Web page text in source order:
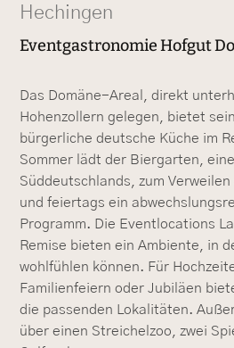
Hechingen
Eventgastronomie Hofgut
Das Domäne-Areal, direkt
Hohenzollern gelegen, bietet
bürgerliche deutsche Küche im
Sommer lädt der Biergarten,
Süddeutschlands, zum
und feiertags ein
Programm. Die Eventlocations
Remise bieten ein Ambiente, in
wohlfühlen können. Für
Familienfeiern oder Jubiläen
die passenden Lokalitäten.
über einen Streichelzoo, zwei